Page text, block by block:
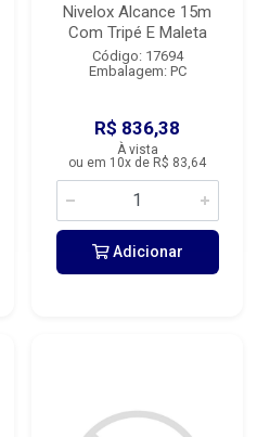
Nivelox Alcance 15m
Com Tripé E Maleta
Código: 17694
Embalagem: PC
R$ 836,38
À vista
ou em 10x de R$ 83,64
Adicionar